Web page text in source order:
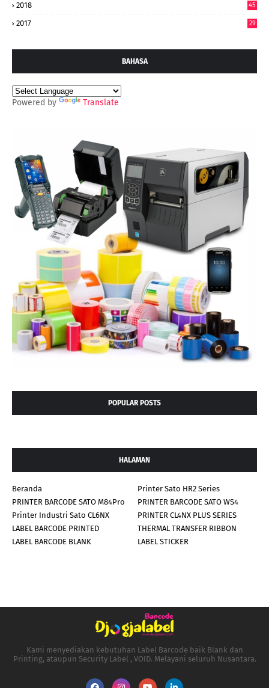
2018 45
2017 29
BAHASA
Powered by Translate
POPULAR POSTS
HALAMAN
Beranda
Printer Sato HR2 Series
PRINTER BARCODE SATO M84Pro
PRINTER BARCODE SATO WS4
Printer Industri Sato CL6NX
PRINTER CL4NX PLUS SERIES
LABEL BARCODE PRINTED
THERMAL TRANSFER RIBBON
LABEL BARCODE BLANK
LABEL STICKER
Kami menyediakan kebutuhan Label Barcode baik Blank dan
Printing, ataupun Security Label , VOID. Melayani seluruh Nusantara.